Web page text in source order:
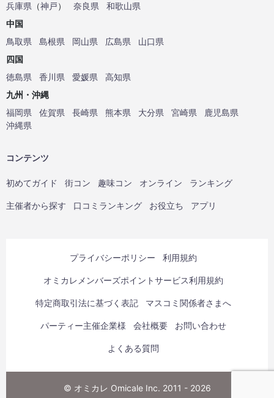
兵庫県 （神戸） 奈良県
和歌山県
中国
鳥取県
島根県 岡山県 広島県
山口県
四国
徳島県
香川県 愛媛県
高知県
九州・沖縄
福岡県
佐賀県 長崎県 熊本県 大分県 宮崎県
鹿児島県
沖縄県
コンテンツ
初めてガイド 街コン 趣味コン オンライン ランキング
主催者から探す 口コミランキング お役立ち アプリ
プライバシーポリシー 利用規約
オミカレメンバーズポイントサービス利用規約
特定商取引法に基づく表記 マスコミ関係者さまへ
パーティー主催企業様 会社概要 お問い合わせ
よくある質問
© オミカレ Omicale Inc. 2011 - 2026